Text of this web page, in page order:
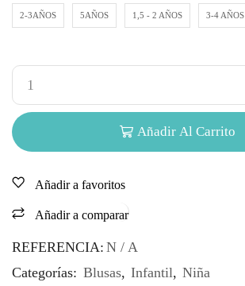
2-3AÑOS 5AÑOS 1,5 - 2 AÑOS 3-4 AÑOS
Añadir Al Carrito
Añadir a favoritos
Añadir a comparar
REFERENCIA: N / A
Categorías: Blusas, Infantil, Niña